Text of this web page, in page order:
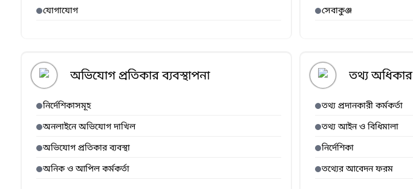
যোগাযোগ
সেবাকুঞ্জ
অভিযোগ প্রতিকার ব্যবস্থাপনা
নির্দেশিকাসমূহ
অনলাইনে অভিযোগ দাখিল
অভিযোগ প্রতিকার ব্যবস্থা
অনিক ও আপিল কর্মকর্তা
তথ্য অধিকার
তথ্য প্রদানকারী কর্মকর্তা
তথ্য আইন ও বিধিমালা
নির্দেশিকা
তথ্যের আবেদন ফরম